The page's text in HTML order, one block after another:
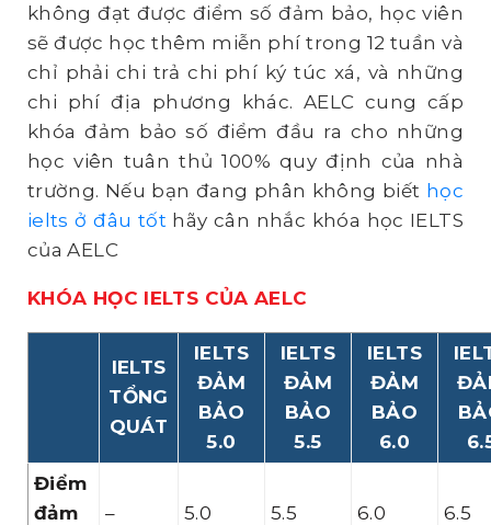
không đạt được điểm số đảm bảo, học viên
sẽ được học thêm miễn phí trong 12 tuần và
chỉ phải chi trả chi phí ký túc xá, và những
chi phí địa phương khác. AELC cung cấp
khóa đảm bảo số điểm đầu ra cho những
học viên tuân thủ 100% quy định của nhà
trường. Nếu bạn đang phân không biết học
ielts ở đâu tốt hãy cân nhắc khóa học IELTS
của AELC
KHÓA HỌC IELTS CỦA AELC
IELTS
TỔNG
QUÁT
IELTS
ĐẢM
BẢO
5.0
IELTS
ĐẢM
BẢO
5.5
IELTS
ĐẢM
BẢO
6.0
Điểm
đảm
– 5.0 5.5 6.0 6.5